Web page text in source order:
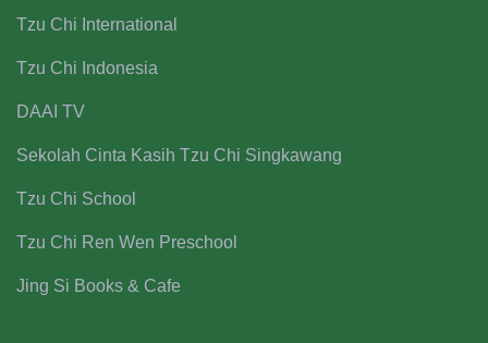
Tzu Chi International
Tzu Chi Indonesia
DAAI TV
Sekolah Cinta Kasih Tzu Chi Singkawang
Tzu Chi School
Tzu Chi Ren Wen Preschool
Jing Si Books & Cafe